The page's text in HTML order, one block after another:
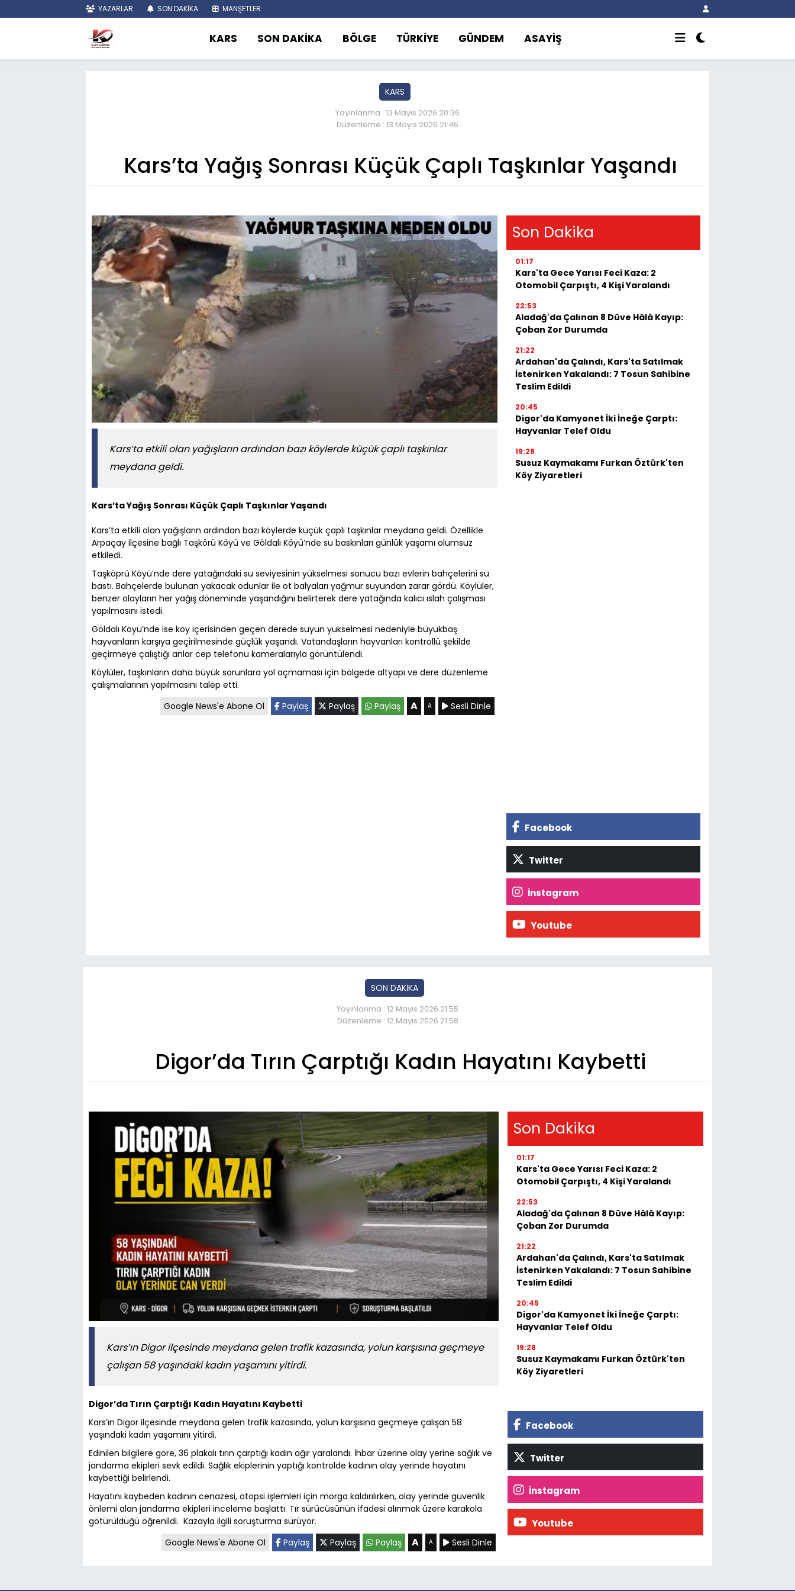
YAZARLAR SON DAKİKA MANŞETLER
KARS SON DAKİKA BÖLGE TÜRKİYE GÜNDEM ASAYİŞ
KARS
Yayınlanma : 13 Mayıs 2026 20:36
Düzenleme : 13 Mayıs 2026 21:46
Kars’ta Yağış Sonrası Küçük Çaplı Taşkınlar Yaşandı
Kars’ta etkili olan yağışların ardından bazı köylerde küçük çaplı taşkınlar
meydana geldi.
Kars’ta Yağış Sonrası Küçük Çaplı Taşkınlar Yaşandı
Kars’ta etkili olan yağışların ardından bazı köylerde küçük çaplı taşkınlar meydana geldi. Özellikle
Arpaçay ilçesine bağlı Taşkörü Köyü ve Göldalı Köyü’nde su baskınları günlük yaşamı olumsuz
etkiledi.
Taşköprü Köyü’nde dere yatağındaki su seviyesinin yükselmesi sonucu bazı evlerin bahçelerini su
bastı. Bahçelerde bulunan yakacak odunlar ile ot balyaları yağmur suyundan zarar gördü. Köylüler,
benzer olayların her yağış döneminde yaşandığını belirterek dere yatağında kalıcı ıslah çalışması
yapılmasını istedi.
Göldalı Köyü’nde ise köy içerisinden geçen derede suyun yükselmesi nedeniyle büyükbaş
hayvanların karşıya geçirilmesinde güçlük yaşandı. Vatandaşların hayvanları kontrollü şekilde
geçirmeye çalıştığı anlar cep telefonu kameralarıyla görüntülendi.
Köylüler, taşkınların daha büyük sorunlara yol açmaması için bölgede altyapı ve dere düzenleme
çalışmalarının yapılmasını talep etti.
Google News'e Abone Ol
Paylaş Paylaş Paylaş A A Sesli Dinle
Son Dakika
01:17
Kars'ta Gece Yarısı Feci Kaza: 2
Otomobil Çarpıştı, 4 Kişi Yaralandı
22:53
Aladağ'da Çalınan 8 Düve Hâlâ Kayıp:
Çoban Zor Durumda
21:22
Ardahan'da Çalındı, Kars'ta Satılmak
İstenirken Yakalandı: 7 Tosun Sahibine
Teslim Edildi
20:45
Digor'da Kamyonet İki İneğe Çarptı:
Hayvanlar Telef Oldu
19:28
Susuz Kaymakamı Furkan Öztürk'ten
Köy Ziyaretleri
Facebook
Twitter
İnstagram
Youtube
SON DAKİKA
Yayınlanma : 12 Mayıs 2026 21:55
Düzenleme : 12 Mayıs 2026 21:58
Digor’da Tırın Çarptığı Kadın Hayatını Kaybetti
Kars’ın Digor ilçesinde meydana gelen trafik kazasında, yolun karşısına geçmeye
çalışan 58 yaşındaki kadın yaşamını yitirdi.
Digor’da Tırın Çarptığı Kadın Hayatını Kaybetti
Kars’ın Digor ilçesinde meydana gelen trafik kazasında, yolun karşısına geçmeye çalışan 58
yaşındaki kadın yaşamını yitirdi.
Edinilen bilgilere göre, 36 plakalı tırın çarptığı kadın ağır yaralandı. İhbar üzerine olay yerine sağlık ve
jandarma ekipleri sevk edildi. Sağlık ekiplerinin yaptığı kontrolde kadının olay yerinde hayatını
kaybettiği belirlendi.
Hayatını kaybeden kadının cenazesi, otopsi işlemleri için morga kaldırılırken, olay yerinde güvenlik
önlemi alan jandarma ekipleri inceleme başlattı. Tır sürücüsünün ifadesi alınmak üzere karakola
götürüldüğü öğrenildi. Kazayla ilgili soruşturma sürüyor.
Google News'e Abone Ol
Paylaş Paylaş Paylaş A A Sesli Dinle
Son Dakika
01:17
Kars'ta Gece Yarısı Feci Kaza: 2
Otomobil Çarpıştı, 4 Kişi Yaralandı
22:53
Aladağ'da Çalınan 8 Düve Hâlâ Kayıp:
Çoban Zor Durumda
21:22
Ardahan'da Çalındı, Kars'ta Satılmak
İstenirken Yakalandı: 7 Tosun Sahibine
Teslim Edildi
20:45
Digor'da Kamyonet İki İneğe Çarptı:
Hayvanlar Telef Oldu
19:28
Susuz Kaymakamı Furkan Öztürk'ten
Köy Ziyaretleri
Facebook
Twitter
İnstagram
Youtube